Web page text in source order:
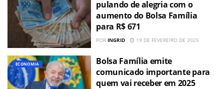
pulando de alegria com o
aumento do Bolsa Família
para R$ 671
POR INGRID 19 DE FEVEREIRO DE 2025
ECONOMIA
Bolsa Família emite
comunicado importante para
quem vai receber em 2025